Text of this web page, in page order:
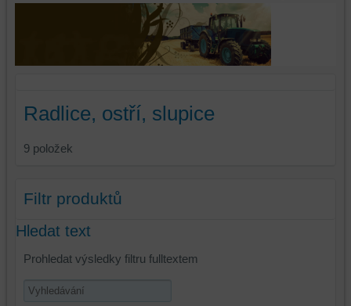
Radlice, ostří, slupice
9 položek
Filtr produktů
Hledat text
Prohledat výsledky filtru fulltextem